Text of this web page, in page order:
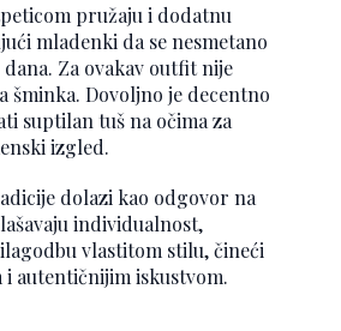
pružaju i dodatnu
mladenki da se nesmetano
Za ovakav outfit nije
Dovoljno je decentno
suptilan tuš na očima za
izgled.
dolazi kao odgovor na
individualnost,
vlastitom stilu, čineći
autentičnijim iskustvom.